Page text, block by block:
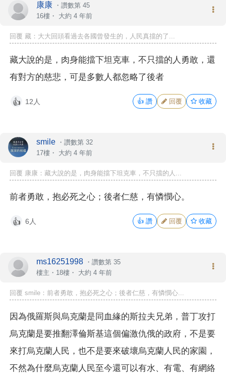
康康 ・ 讚數第 45
16樓・ 大約 4 年前
回覆 藏：大大回頭看過去各國曾發生的，人民真擋的了...
藏大說的是，肉身能擋下坦克車，不只擋的人勇敢，還
有對方的慈悲，可是多數人都忽略了後者
👍 12人 👍 讚 回覆 收藏
smile ・ 讚數第 32
17樓・ 大約 4 年前
回覆 康康：藏大說的是，肉身能擋下坦克車，不只擋的人...
前者勇敢，抱必死之心；後者仁慈，有憐憫心。
👍 6人 👍 讚 回覆 收藏
ms16251998 ・ 讚數第 35
樓主 ・18樓・ 大約 4 年前
回覆 smile：前者勇敢，抱必死之心；後者仁慈，有憐憫心...
因為俄羅斯與烏克蘭是同血緣的斯拉夫兄弟，普丁攻打
烏克蘭是要推翻澤倫斯基這個偏激仇俄的政府，不是要
來打烏克蘭人民，也不是要來破壞烏克蘭人民的家園，
不然為什麼烏克蘭人民至今還可以有水、有電、有網絡